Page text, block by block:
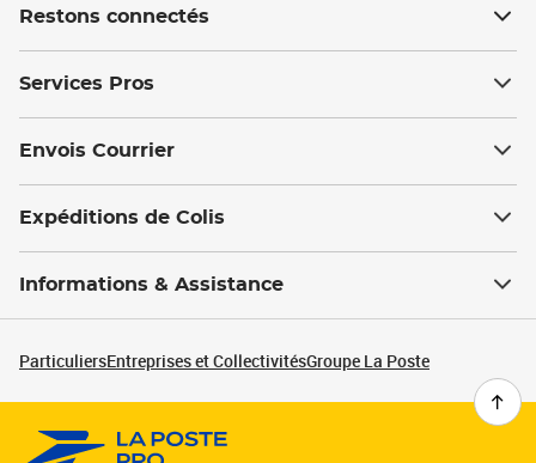
Restons connectés
Services Pros
Envois Courrier
Expéditions de Colis
Informations & Assistance
ParticuliersEntreprises et CollectivitésGroupe La Poste